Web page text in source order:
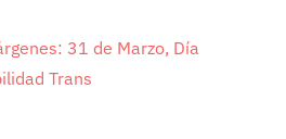
31 de Marzo, Día
Trans